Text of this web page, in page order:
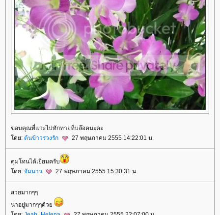
ขอบคุณที่แวะไปทักทายที่บล๊อคนะคะ
ดย: ต้นข้าวรวงรัก 27 พฤษภาคม 2555 14:22:01 น.
คุมโทนได้เยี่ยมครับ
ดย: จัมนาว 27 พฤษภาคม 2555 15:30:31 น.
สวยมากๆๆ
น่าอยู่มากๆๆด้ว